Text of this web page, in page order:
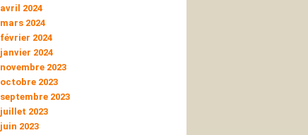
avril 2024
mars 2024
février 2024
janvier 2024
novembre 2023
octobre 2023
septembre 2023
juillet 2023
juin 2023